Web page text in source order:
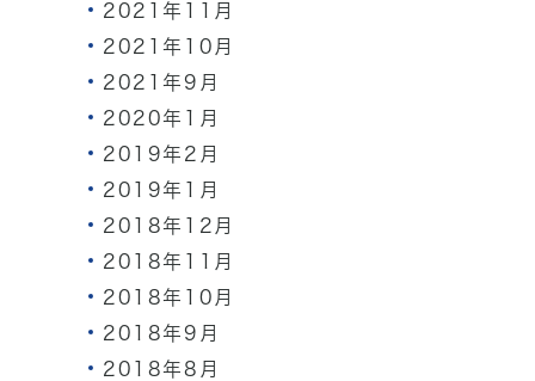
2021年11月
2021年10月
2021年9月
2020年1月
2019年2月
2019年1月
2018年12月
2018年11月
2018年10月
2018年9月
2018年8月